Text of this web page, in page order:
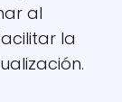
al
la